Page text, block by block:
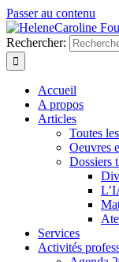
Passer au contenu
Rechercher:
Accueil
A propos
Articles
Toutes
Oeuvres
Dossiers
Services
Activités